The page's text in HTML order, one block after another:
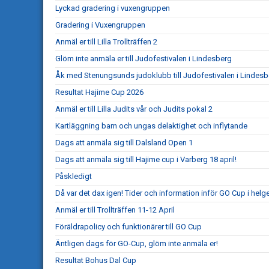
Lyckad gradering i vuxengruppen
Gradering i Vuxengruppen
Anmäl er till Lilla Trollträffen 2
Glöm inte anmäla er till Judofestivalen i Lindesberg
Åk med Stenungsunds judoklubb till Judofestivalen i
Resultat Hajime Cup 2026
Anmäl er till Lilla Judits vår och Judits pokal 2
Kartläggning barn och ungas delaktighet och inflytande
Dags att anmäla sig till Dalsland Open 1
Dags att anmäla sig till Hajime cup i Varberg 18 april!
Påskledigt
Då var det dax igen! Tider och information inför GO Cup i
Anmäl er till Trollträffen 11-12 April
Föräldrapolicy och funktionärer till GO Cup
Äntligen dags för GO-Cup, glöm inte anmäla er!
Resultat Bohus Dal Cup